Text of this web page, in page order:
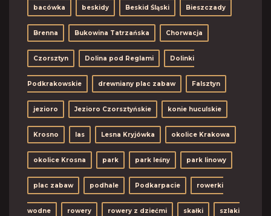
bacówka beskidy Beskid Śląski Bieszczady
Brenna Bukowina Tatrzańska Chorwacja
Czorsztyn Dolina pod Reglami Dolinki
Podkrakowskie drewniany plac zabaw Falsztyn
jezioro Jezioro Czorsztyńskie konie huculskie
Krosno las Lesna Kryjówka okolice Krakowa
okolice Krosna park park leśny park linowy
plac zabaw podhale Podkarpacie rowerki
wodne rowery rowery z dziećmi skałki szlaki